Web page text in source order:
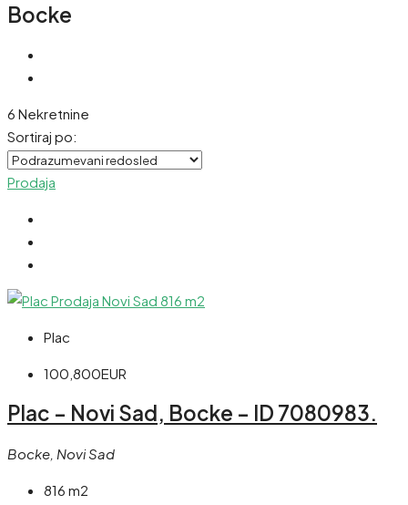
Bocke
6 Nekretnine
Sortiraj po:
Prodaja
Plac
100,800EUR
Plac – Novi Sad, Bocke – ID 7080983.
Bocke, Novi Sad
816 m2